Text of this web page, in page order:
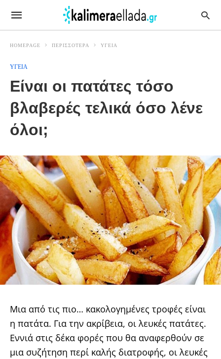
HOMEPAGE ΠΕΡΙΣΣΟΤΕΡΑ ΥΓΕΙΑ
ΥΓΕΙΑ
Είναι οι πατάτες τόσο
βλαβερές τελικά όσο λένε
όλοι;
Μια από τις πιο… κακολογημένες τροφές είναι
η πατάτα. Για την ακρίβεια, οι λευκές πατάτες.
Εννιά στις δέκα φορές που θα αναφερθούν σε
μια συζήτηση περί καλής διατροφής, οι λευκές